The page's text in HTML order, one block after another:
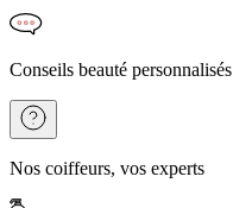
Conseils beauté personnalisés
Nos coiffeurs, vos experts